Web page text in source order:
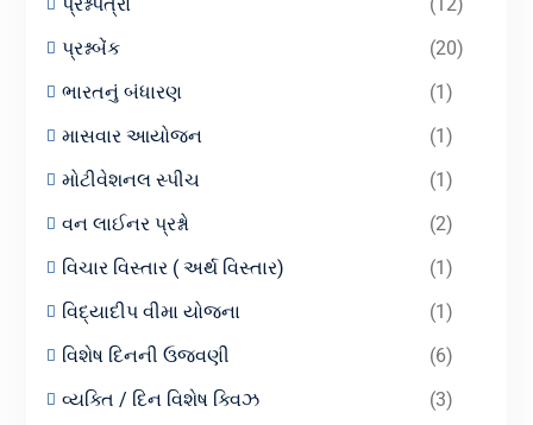
પ્રશ્નબેંક
(20)
ભારતનું બંધારણ
(1)
માસવાર આયોજન
(1)
મોટીવેશનલ સ્પીચ
(1)
વન લાઈનર પ્રશ્નો
(2)
વિચાર વિસ્તાર ( અર્થ વિસ્તાર)
(1)
વિદ્યાદીપ વીમા યોજના
(1)
વિશેષ દિનની ઉજવણી
(6)
વ્યક્તિ / દિન વિશેષ ક્વિઝ
(3)